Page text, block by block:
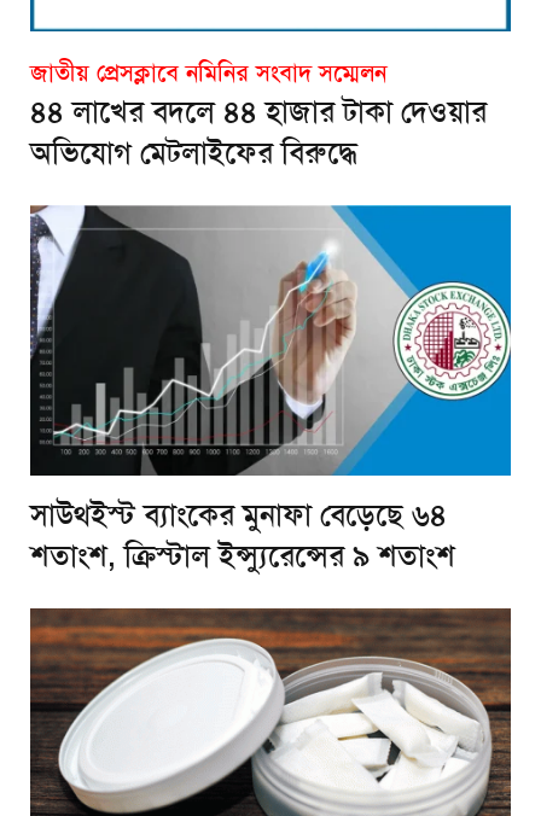
জাতীয় প্রেসক্লাবে নমিনির সংবাদ সম্মেলন
৪৪ লাখের বদলে ৪৪ হাজার টাকা দেওয়ার
অভিযোগ মেটলাইফের বিরুদ্ধে
সাউথইস্ট ব্যাংকের মুনাফা বেড়েছে ৬৪
শতাংশ, ক্রিস্টাল ইন্স্যুরেন্সের ৯ শতাংশ